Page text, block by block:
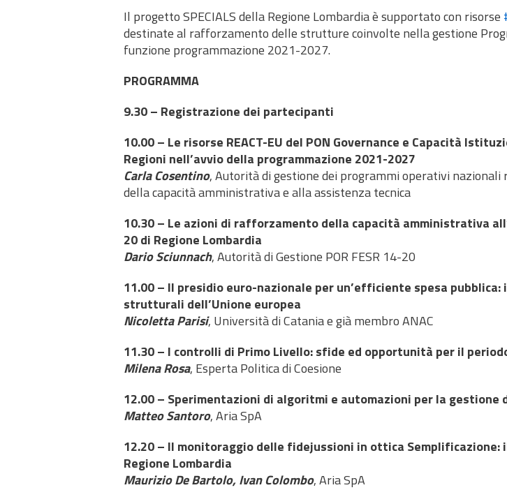
Il progetto SPECIALS della Regione Lombardiaè supportato con risorse
destinate al rafforzamento delle strutture coinvolte nella gestione
funzione programmazione 2021-2027.
PROGRAMMA
9.30 – Registrazione dei partecipanti
10.00 – Le risorse REACT-EU del PON Governance e Capacità
Regioni nell’avvio della programmazione 2021-2027
Carla Cosentino, Autorità di gestione dei programmi operativi
della capacità amministrativa e alla assistenza tecnica
10.30 – Le azioni di rafforzamento della capacità amministrativa
20 di Regione Lombardia
Dario Sciunnach, Autorità di Gestione POR FESR 14-20
11.00 – Il presidio euro-nazionale per un’efficiente spesa pubblica:
strutturali dell’Unione europea
Nicoletta Parisi, Università di Catania e già membro ANAC
11.30 – I controlli di Primo Livello: sfide ed opportunità per il
Milena Rosa, Esperta Politica di Coesione
12.00 – Sperimentazioni di algoritmi e automazioni per la
Matteo Santoro, Aria SpA
12.20 – Il monitoraggio delle fidejussioni in ottica Semplificazione:
Regione Lombardia
Maurizio De Bartolo, Ivan Colombo, Aria SpA